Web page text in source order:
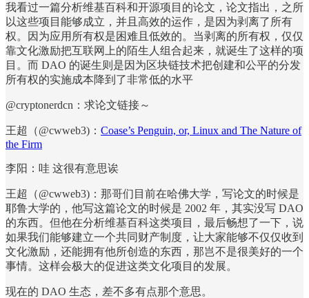
我看过一篇分析维基百科和开源项目的论文，论文指出，之所
以这些项目能够成立，并且高效的运作，是因为剥离了所有
权。因为应用所有权是困难且低效的。当剥离的所有权，仅仅
靠文化激励把互联网上的陌生人组合起来，就诞生了这样的项
目。而 DAO 的诞生则是因为区块链技术把创建和公平的分发
所有权的实施成本降到了非常低的水平
@cryptonerdcn：求论文链接～
王超（@cwweb3)： Coase’s Penguin, or, Linux and The Nature of
the Firm
李阳：哇 这很有意思诶
王超（@cwweb3)：那哥们目前在哈佛大学，写论文的时候是
耶鲁大学的，他写这篇论文的时候是 2002 年，其实没写 DAO
的东西。但他在分析维基百科这类项目，最后畅想了一下，说
如果我们能够建立一个共同财产制度，让大家能够不仅仅收到
文化激励，还能拥有他所创造的东西，那岂不是很美好的一个
事情。这样会极大的促进这类文化项目的发展。
现在的 DAO 生态，差不多有点那个意思。